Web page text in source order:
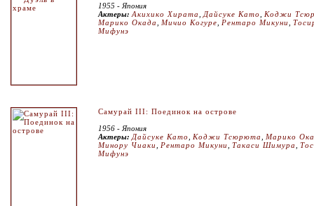
1955 - Япония
Актеры: Акихико Хирата Дайсуке Като
Коджи
Марико Окада
Мичио Когуре Рентаро Микуни
Мифунэ
Самурай III: Поединок на острове
1956 - Япония
Актеры: Дайсуке Като Коджи Тсюрюта
Марико
Минору Чиаки
Рентаро Микуни Такаси Шимура
Мифунэ